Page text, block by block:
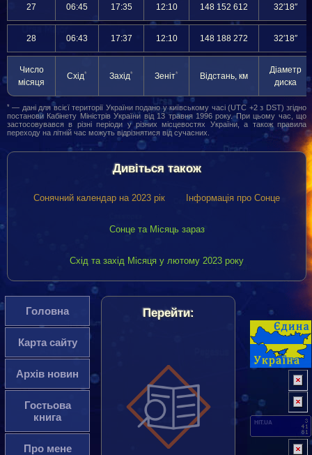
27 06:45 17:35 12:10 148 152 612 32′18″
28 06:43 17:37 12:10 148 188 272 32′18″
Число
місяця
Схід* Захід* Зеніт* Відстань, км
Діаметр
диска
* — дані для всієї території України подано у київському часі (UTC +2 з DST) згідно
постанови Кабінету Міністрів України від 13 травня 1996 року. При цьому час, що
застосовувався в різні періоди у різних місцевостях України, а також правила
переходу на літній час можуть відрізнятися від сучасних.
Дивіться також
Сонячний календар на 2023 рік Інформація про Сонце
Сонце та Місяць зараз
Схід та захід Місяця у лютому 2023 року
Головна
Карта сайту
Архів новин
Гостьова
книга
Про мене
Перейти:
HIT.UA